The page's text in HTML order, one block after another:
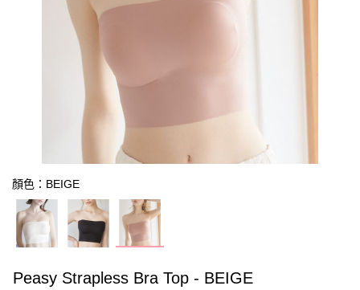
顏色：BEIGE
Peasy Strapless Bra Top - BEIGE